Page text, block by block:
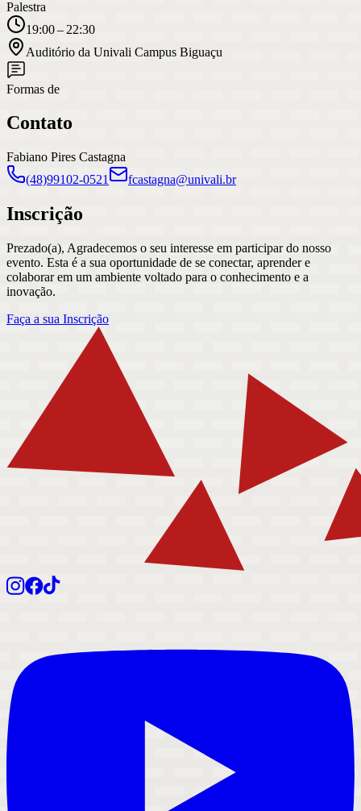
Palestra
19:00 – 22:30
Auditório da Univali Campus Biguaçu
Formas de
Contato
Fabiano Pires Castagna
(48)99102-0521
fcastagna@univali.br
Inscrição
Prezado(a), Agradecemos o seu interesse em participar do nosso
evento. Esta é a sua oportunidade de se conectar, aprender e
colaborar em um ambiente voltado para o conhecimento e a
inovação.
Faça a sua Inscrição